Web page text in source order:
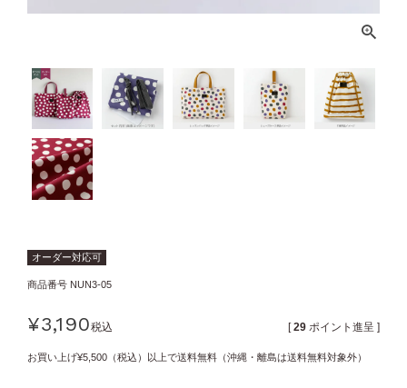
オーダー対応可
商品番号 NUN3-05
¥3,190税込 [ 29 ポイント進呈 ]
お買い上げ¥5,500（税込）以上で送料無料（沖縄・離島は送料無料対象外）